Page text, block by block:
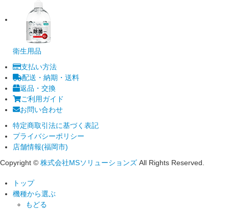
衛生用品
支払い方法
配送・納期・送料
返品・交換
ご利用ガイド
お問い合わせ
特定商取引法に基づく表記
プライバシーポリシー
店舗情報(福岡市)
Copyright © 株式会社MSソリューションズ All Rights Reserved.
トップ
機種から選ぶ
もどる